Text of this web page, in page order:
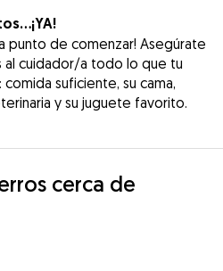
punto de comenzar! Asegúrate
cuidador/a todo lo que tu
suficiente, su cama,
y su juguete favorito.
cerca de